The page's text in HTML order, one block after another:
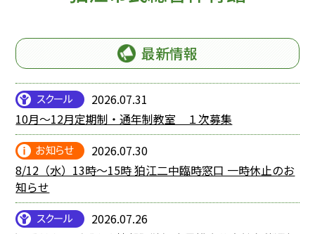
最新情報
2026.07.31
10月～12月定期制・通年制教室 １次募集
2026.07.30
8/12（水）13時～15時 狛江二中臨時窓口 一時休止のお
知らせ
2026.07.26